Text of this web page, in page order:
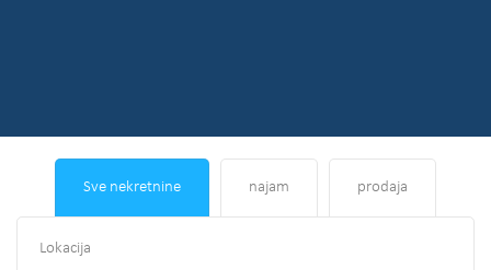
Sve nekretnine najam prodaja
Lokacija